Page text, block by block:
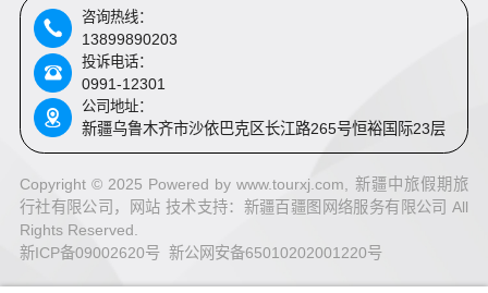
咨询热线：
13899890203
投诉电话：
0991-12301
公司地址：
新疆乌鲁木齐市沙依巴克区长江路265号恒裕国际23层
Copyright © 2025 Powered by www.tourxj.com, 新疆中旅假期旅
行社有限公司，网站 技术支持： 新疆百疆图网络服务有限公司 All
Rights Reserved.
新ICP备09002620号 新公网安备65010202001220号